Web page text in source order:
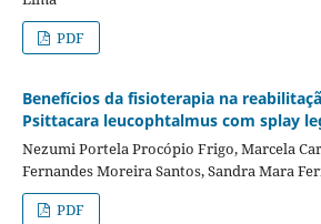
PDF
Benefícios da fisioterapia na
Psittacara leucophtalmus com splay
Nezumi Portela Procópio Frigo, Marcela
Fernandes Moreira Santos, Sandra Mara
PDF